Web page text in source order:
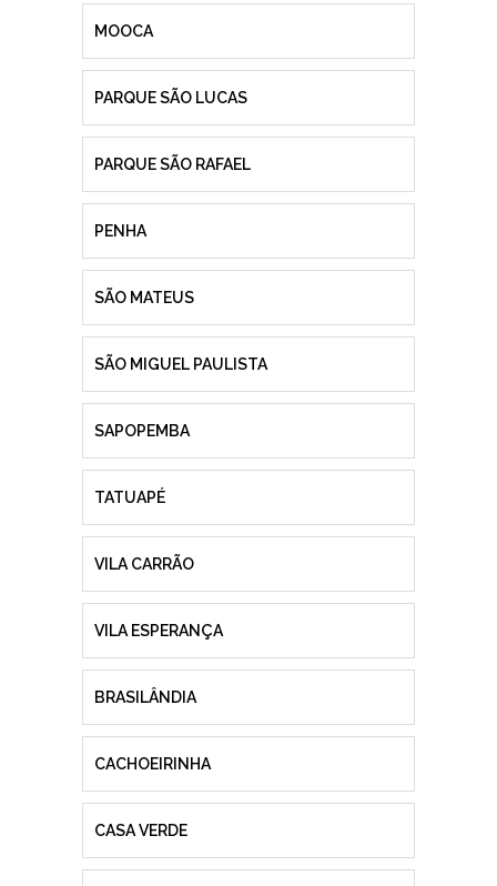
MOOCA
PARQUE SÃO LUCAS
PARQUE SÃO RAFAEL
PENHA
SÃO MATEUS
SÃO MIGUEL PAULISTA
SAPOPEMBA
TATUAPÉ
VILA CARRÃO
VILA ESPERANÇA
BRASILÂNDIA
CACHOEIRINHA
CASA VERDE